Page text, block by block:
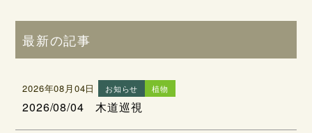
最新の記事
2026年08月04日 お知らせ 植物
2026/08/04 木道巡視